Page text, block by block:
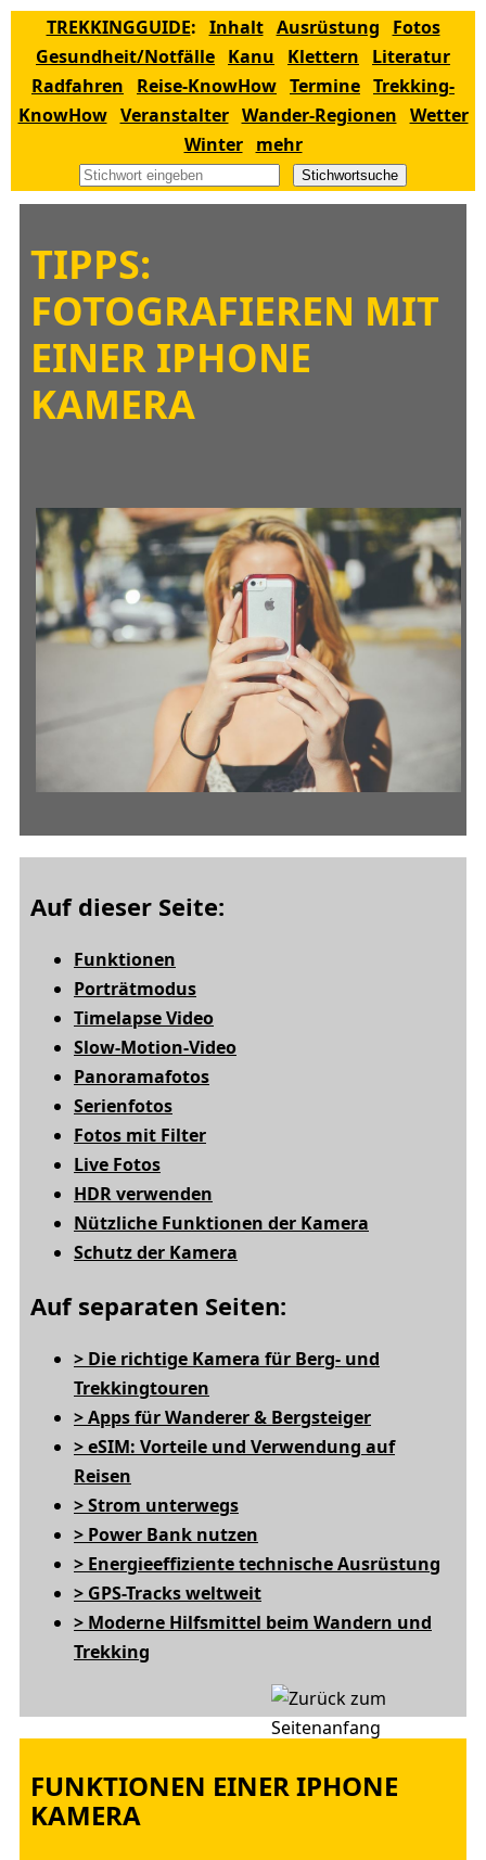
TREKKINGGUIDE: Inhalt Ausrüstung
Fotos
Gesundheit/Notfälle Kanu Klettern
Literatur
Radfahren
Reise-KnowHow Termine Trekking-
KnowHow Veranstalter Wander-Regionen Wetter
Winter
mehr
Stichwortsuche
TIPPS:
FOTOGRAFIEREN MIT
EINER IPHONE
KAMERA
Auf dieser Seite:
Funktionen
Porträtmodus
Timelapse Video
Slow-Motion-Video
Panoramafotos
Serienfotos
Fotos mit Filter
Live Fotos
HDR verwenden
Nützliche Funktionen der Kamera
Schutz der Kamera
Auf separaten Seiten:
> Die richtige Kamera für Berg- und
Trekkingtouren
> Apps für Wanderer & Bergsteiger
> eSIM: Vorteile und Verwendung auf
Reisen
> Strom unterwegs
> Power Bank nutzen
> Energieeffiziente technische Ausrüstung
> GPS-Tracks weltweit
> Moderne Hilfsmittel beim Wandern und
Trekking
FUNKTIONEN EINER IPHONE
KAMERA